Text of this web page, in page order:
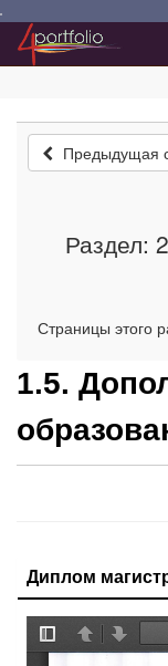
Преейти на главное
Предыдущая
Раздел:
Страницы этого
1.5.
Диплом